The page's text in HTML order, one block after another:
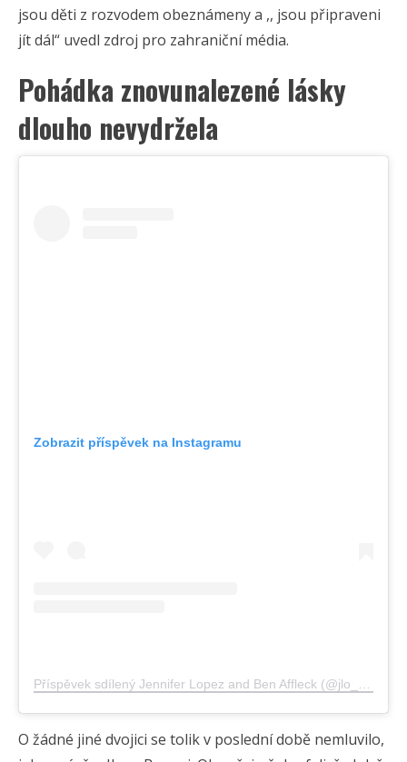
jsou děti z rozvodem obeznámeny a ,, jsou připraveni
jít dál“ uvedl zdroj pro zahraniční média.
Pohádka znovunalezené lásky
dlouho nevydržela
Zobrazit příspěvek na Instagramu
O žádné jiné dvojici se tolik v poslední době nemluvilo,